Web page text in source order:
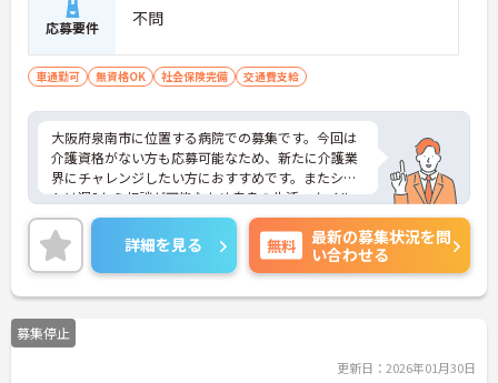
応募要件 不問
車通勤可 無資格OK 社会保険完備 交通費支給
大阪府泉南市に位置する病院での募集です。今回は
介護資格がない方も応募可能なため、新たに介護業
界にチャレンジしたい方におすすめです。またシフ
トは週2から相談が可能なため自身の生活スタイル
に合わせて勤務を調整することができます。マイカ
ー通勤も可能なため通勤も安心です。ご興味のある
方には面接のポイントをお伝えしますので、お気軽
にお問い合わせください。
詳細を見る 無料
最新の募集状況を問
い合わせる
募集停止
更新日：2026年01月30日